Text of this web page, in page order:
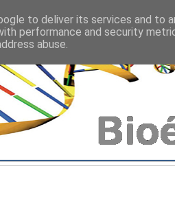
to deliver its services and to
performance and security
abuse.